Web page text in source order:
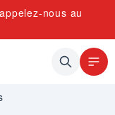
nous au